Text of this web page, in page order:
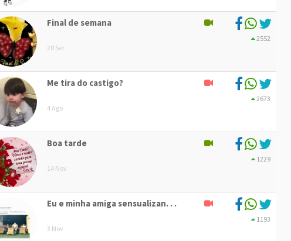
Final de semana
28 Set
2552
Me tira do castigo?
4 Ago
2673
Boa tarde
14 Nov
1229
Eu e minha amiga sensualizan. . .
3 Nov
1193